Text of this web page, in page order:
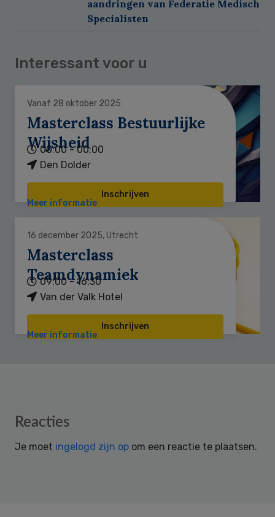
aandringen van Federatie Medisch
Specialisten
Interessant voor u
Vanaf 28 oktober 2025
Masterclass Bestuurlijke
Wijsheid
00:00 - 00:00
Den Dolder
Inschrijven
Meer informatie
16 december 2025, Utrecht
Masterclass
Teamdynamiek
09:00 - 16:30
Van der Valk Hotel
Inschrijven
Meer informatie
Reader
Reacties
Je moet ingelogd zijn op om een reactie te plaatsen.